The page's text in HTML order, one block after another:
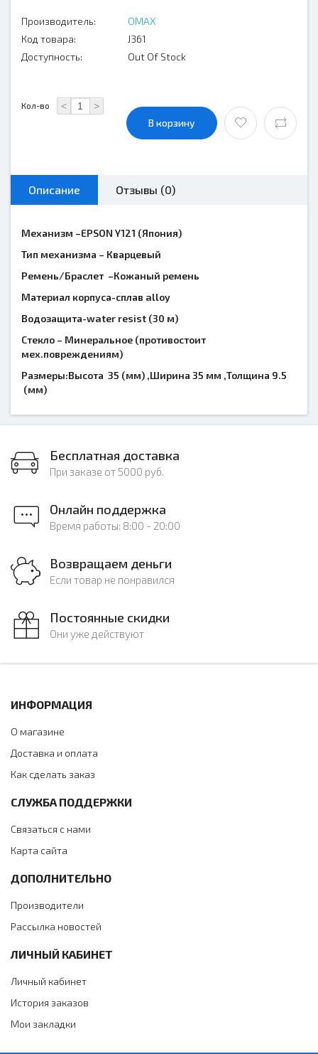
Производитель:
OMAX
Код товара:
J361
Доступность:
Out Of Stock
Кол-во < >
В корзину
Описание Отзывы (0)
Механизм –EPSON Y121 (Япония)
Тип механизма – Кварцевый
Ремень/Браслет –Кожаный ремень
Материал корпуса-сплав alloy
Водозащита-water resist (30 м)
Стекло – Минеральное (противостоит
мех.повреждениям)
Размеры:Высота 35 (мм) ,Ширина 35 мм ,Толщина 9.5
(мм)
Бесплатная доставка
При заказе от 5000 руб.
Онлайн поддержка
Время работы: 8:00 - 20:00
Возвращаем деньги
Если товар не понравился
Постоянные скидки
Они уже действуют
ИНФОРМАЦИЯ
О магазине
Доставка и оплата
Как сделать заказ
СЛУЖБА ПОДДЕРЖКИ
Связаться с нами
Карта сайта
ДОПОЛНИТЕЛЬНО
Производители
Рассылка новостей
ЛИЧНЫЙ КАБИНЕТ
Личный кабинет
История заказов
Мои закладки